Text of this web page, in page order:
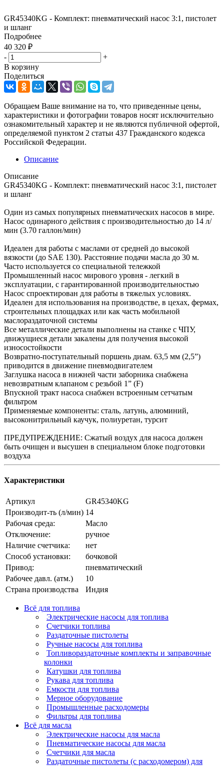
GR45340KG - Комплект: пневматический насос 3:1, пистолет
и шланг
Подробнее
40 320 ₽
-
+
В корзину
Поделиться
Обращаем Ваше внимание на то, что приведенные цены,
характеристики и фотографии товаров носят исключительно
ознакомительный характер и не являются публичной офертой,
определяемой пунктом 2 статьи 437 Гражданского кодекса
Российской Федерации.
Описание
Описание
GR45340KG - Комплект: пневматический насос 3:1, пистолет
и шланг
Один из самых популярных пневматических насосов в мире.
Насос одинарного действия с производительностью до 14 л/
мин (3.70 галлон/мин)
Идеален для работы с маслами от средней до высокой
вязкости (до SAE 130). Расстояние подачи масла до 30 м.
Часто используется со специальной тележкой
Промышленный насос мирового уровня - легкий в
эксплуатации, с гарантированной производительностью
Насос спроектирован для работы в тяжелых условиях.
Идеален для использования на производстве, в цехах, фермах,
строительных площадках или как часть мобильной
маслораздаточной системы
Все металлические детали выполнены на станке с ЧПУ,
движущиеся детали закалены для получения высокой
износостойкости
Возвратно-поступательный поршень диам. 63,5 мм (2,5”)
приводится в движение пневмодвигателем
Заглушка насоса в нижней части заборника снабжена
невозвратным клапаном с резьбой 1” (F)
Впускной тракт насоса снабжен встроенным сетчатым
фильтром
Применяемые компоненты: сталь, латунь, алюминий,
высоконитрильный каучук, полиуретан, турсит
ПРЕДУПРЕЖДЕНИЕ: Сжатый воздух для насоса должен
быть очищен и высушен в специальном блоке подготовки
воздуха
Характеристики
Артикул
GR45340KG
Производит-ть (л/мин) 14
Рабочая среда:
Масло
Отключение:
ручное
Наличие счетчика:
нет
Способ установки:
бочковой
Привод:
пневматический
Рабочее давл. (атм.)
10
Страна производства
Индия
Всё для топлива
Электрические насосы для топлива
Счетчики топлива
Раздаточные пистолеты
Ручные насосы для топлива
Топливораздаточные комплекты и заправочные
колонки
Катушки для топлива
Рукава для топлива
Емкости для топлива
Мерное оборудование
Промышленные расходомеры
Фильтры для топлива
Всё для масла
Электрические насосы для масла
Пневматические насосы для масла
Счетчики для масла
Раздаточные пистолеты (с расходомером) для